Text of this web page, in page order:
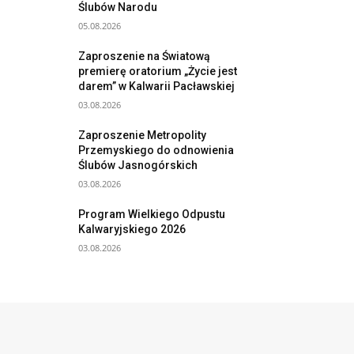
Ślubów Narodu
05.08.2026
Zaproszenie na Światową
premierę oratorium „Życie jest
darem” w Kalwarii Pacławskiej
03.08.2026
Zaproszenie Metropolity
Przemyskiego do odnowienia
Ślubów Jasnogórskich
03.08.2026
Program Wielkiego Odpustu
Kalwaryjskiego 2026
03.08.2026